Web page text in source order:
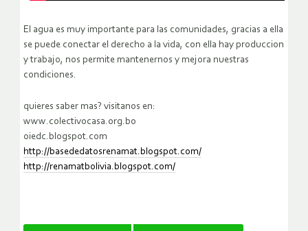
El agua es muy importante para las comunidades, gracias a ella
se puede conectar el derecho a la vida, con ella hay produccion
y trabajo, nos permite mantenernos y mejora nuestras
condiciones.
quieres saber mas? visitanos en:
www.colectivocasa.org.bo
oiedc.blogspot.com
http://basededatosrenamat.blogspot.com/
http://renamatbolivia.blogspot.com/